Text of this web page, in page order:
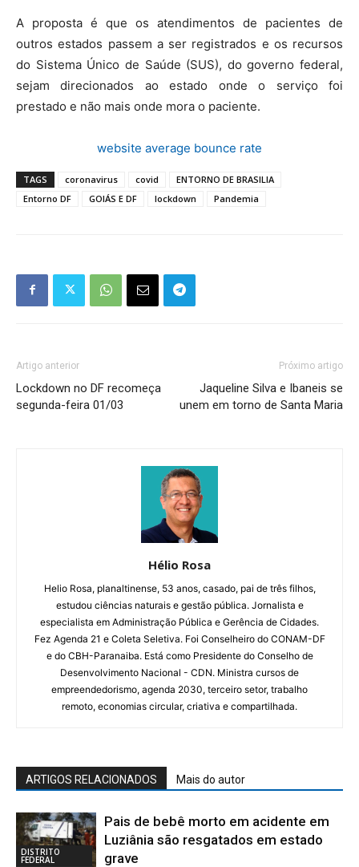
A proposta é que os atendimentos de pacientes de
outros estados passem a ser registrados e os recursos
do Sistema Único de Saúde (SUS), do governo federal,
sejam direcionados ao estado onde o serviço foi
prestado e não mais onde mora o paciente.
website average bounce rate
TAGS coronavirus covid
ENTORNO DE BRASILIA
Entorno DF
GOIÁS E DF lockdown Pandemia
Artigo anterior
Lockdown no DF recomeça
segunda-feira 01/03
Próximo artigo
Jaqueline Silva e Ibaneis se
unem em torno de Santa Maria
Hélio Rosa
Helio Rosa, planaltinense, 53 anos, casado, pai de três filhos,
estudou ciências naturais e gestão pública. Jornalista e
especialista em Administração Pública e Gerência de Cidades.
Fez Agenda 21 e Coleta Seletiva. Foi Conselheiro do CONAM-DF
e do CBH-Paranaiba. Está como Presidente do Conselho de
Desenvolvimento Nacional - CDN. Ministra cursos de
empreendedorismo, agenda 2030, terceiro setor, trabalho
remoto, economias circular, criativa e compartilhada.
ARTIGOS RELACIONADOS Mais do autor
DISTRITO
FEDERAL
Pais de bebê morto em acidente em
Luziânia são resgatados em estado
grave